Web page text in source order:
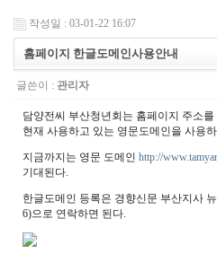
작성일 : 03-01-22 16:07
홈페이지 한글도메인사용안내
글쓴이 : 관리자
담양전씨 부산청년회는 홈페이지 주소
현재 사용하고 있는 영문도메인을 사용
지금까지는 영문 도메인 http://
기대된다.
한글도메인 등록은 경향신문 부산지사
6)으로 연락하면 된다.